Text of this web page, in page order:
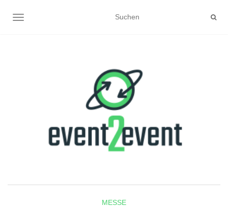
NAVIGATION UMSCHALTEN
MESSE